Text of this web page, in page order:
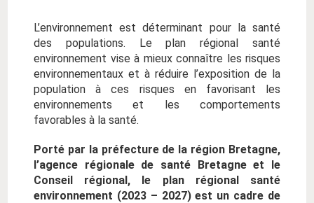
L’environnement est déterminant pour la santé
des populations. Le plan régional santé
environnement vise à mieux connaître les risques
environnementaux et à réduire l’exposition de la
population à ces risques en favorisant les
environnements et les comportements
favorables à la santé.
Porté par la préfecture de la région Bretagne,
l’agence régionale de santé Bretagne et le
Conseil régional, le plan régional santé
environnement (2023 – 2027) est un cadre de